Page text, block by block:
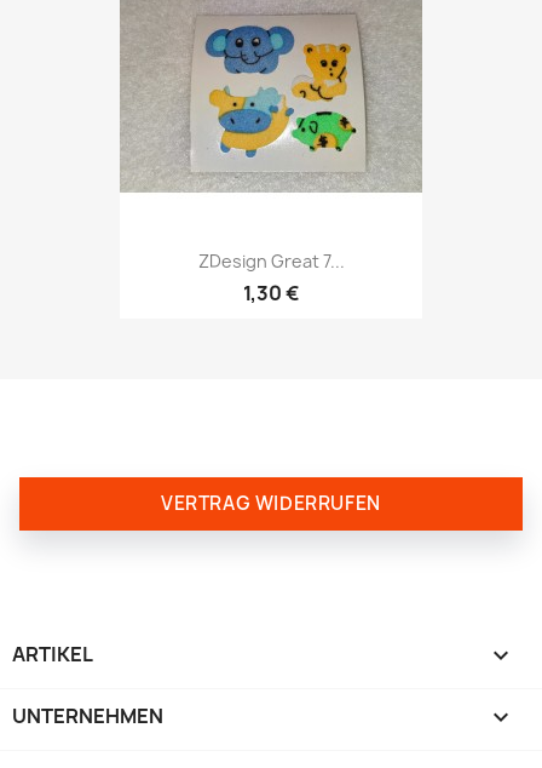
ZDesign Great 7...
1,30 €
VERTRAG WIDERRUFEN
ARTIKEL 
UNTERNEHMEN 